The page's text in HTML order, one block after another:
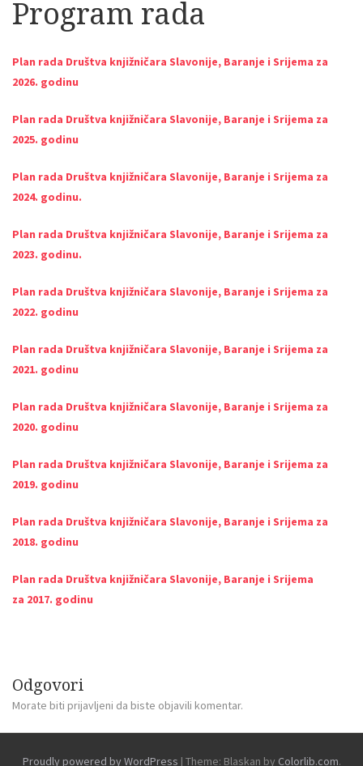
Program rada
Plan rada Društva knjižničara Slavonije, Baranje i Srijema za
2026. godinu
Plan rada Društva knjižničara Slavonije, Baranje i Srijema za
2025. godinu
Plan rada Društva knjižničara Slavonije, Baranje i Srijema za
2024. godinu.
Plan rada Društva knjižničara Slavonije, Baranje i Srijema za
2023. godinu.
Plan rada Društva knjižničara Slavonije, Baranje i Srijema za
2022. godinu
Plan rada Društva knjižničara Slavonije, Baranje i Srijema za
2021. godinu
Plan rada Društva knjižničara Slavonije, Baranje i Srijema za
2020. godinu
Plan rada Društva knjižničara Slavonije, Baranje i Srijema za
2019. godinu
Plan rada Društva knjižničara Slavonije, Baranje i Srijema za
2018. godinu
Plan rada Društva knjižničara Slavonije, Baranje i Srijema
za 2017. godinu
Odgovori
Morate biti prijavljeni da biste objavili komentar.
Proudly powered by WordPress | Theme: Blaskan by Colorlib.com.